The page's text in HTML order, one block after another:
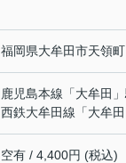
福岡県大牟田市天領町
鹿児島本線 「大牟田
西鉄大牟田線 「大牟田
空有 / 4,400円 (税込)